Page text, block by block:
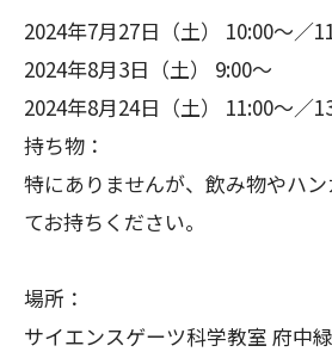
2024年7月27日（土） 10:00～／
2024年8月3日（土） 9:00～
2024年8月24日（土） 11:00～／
持ち物：
特にありませんが、飲み物やハ
てお持ちください。
場所：
サイエンスゲーツ科学教室 府中